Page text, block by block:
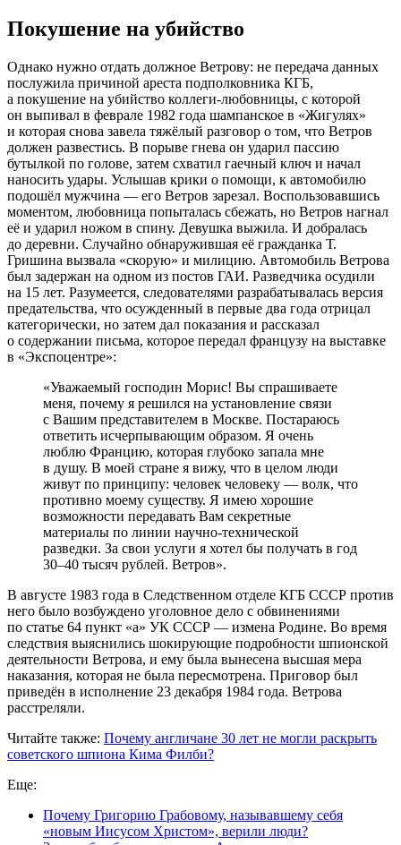
Покушение на убийство
Однако нужно отдать должное Ветрову: не передача данных
послужила причиной ареста подполковника КГБ,
а покушение на убийство коллеги-любовницы, с которой
он выпивал в феврале 1982 года шампанское в «Жигулях»
и которая снова завела тяжёлый разговор о том, что Ветров
должен развестись. В порыве гнева он ударил пассию
бутылкой по голове, затем схватил гаечный ключ и начал
наносить удары. Услышав крики о помощи, к автомобилю
подошёл мужчина — его Ветров зарезал. Воспользовавшись
моментом, любовница попыталась сбежать, но Ветров нагнал
её и ударил ножом в спину. Девушка выжила. И добралась
до деревни. Случайно обнаружившая её гражданка Т.
Гришина вызвала «скорую» и милицию. Автомобиль Ветрова
был задержан на одном из постов ГАИ. Разведчика осудили
на 15 лет. Разумеется, следователями разрабатывалась версия
предательства, что осужденный в первые два года отрицал
категорически, но затем дал показания и рассказал
о содержании письма, которое передал французу на выставке
в «Экспоцентре»:
«Уважаемый господин Морис! Вы спрашиваете
меня, почему я решился на установление связи
с Вашим представителем в Москве. Постараюсь
ответить исчерпывающим образом. Я очень
люблю Францию, которая глубоко запала мне
в душу. В моей стране я вижу, что в целом люди
живут по принципу: человек человеку — волк, что
противно моему существу. Я имею хорошие
возможности передавать Вам секретные
материалы по линии научно-технической
разведки. За свои услуги я хотел бы получать в год
30–40 тысяч рублей. Ветров».
В августе 1983 года в Следственном отделе КГБ СССР против
него было возбуждено уголовное дело с обвинениями
по статье 64 пункт «а» УК СССР — измена Родине. Во время
следствия выяснились шокирующие подробности шпионской
деятельности Ветрова, и ему была вынесена высшая мера
наказания, которая не была пересмотрена. Приговор был
приведён в исполнение 23 декабря 1984 года. Ветрова
расстреляли.
Читайте также: Почему англичане 30 лет не могли раскрыть
советского шпиона Кима Филби?
Еще:
Почему Григорию Грабовому, называвшему себя
«новым Иисусом Христом», верили люди?